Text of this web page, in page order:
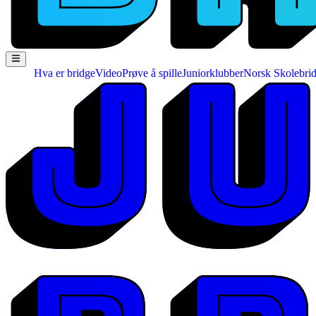
Hva er bridgeVideoPrøve å spilleJuniorklubberNorsk